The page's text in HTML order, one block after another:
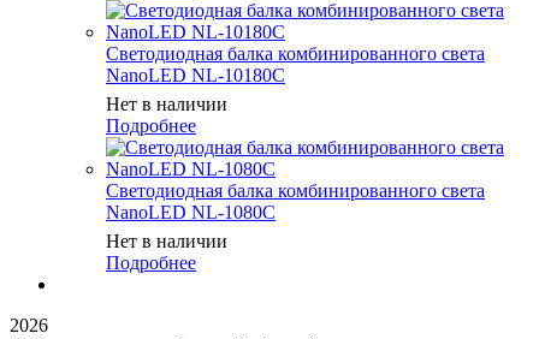
Светодиодная балка комбинированного света
NanoLED NL-10180C
Нет в наличии
Подробнее
Светодиодная балка комбинированного света
NanoLED NL-1080C
Нет в наличии
Подробнее
2026